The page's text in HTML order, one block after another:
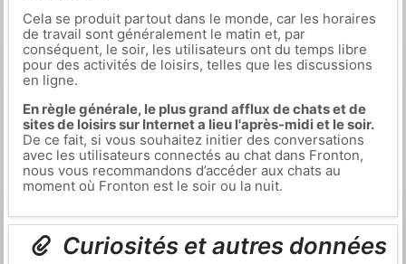
Cela se produit partout dans le monde, car les horaires
de travail sont généralement le matin et, par
conséquent, le soir, les utilisateurs ont du temps libre
pour des activités de loisirs, telles que les discussions
en ligne.
En règle générale, le plus grand afflux de chats et de
sites de loisirs sur Internet a lieu l'après-midi et le soir.
De ce fait, si vous souhaitez initier des conversations
avec les utilisateurs connectés au chat dans Fronton,
nous vous recommandons d’accéder aux chats au
moment où Fronton est le soir ou la nuit.
Curiosités et autres données